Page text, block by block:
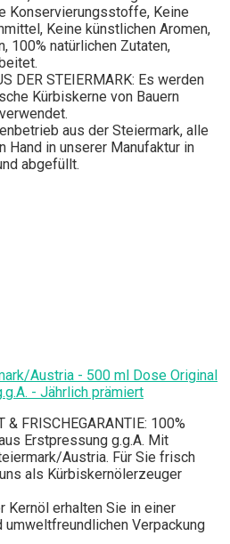
Konservierungsstoffe, Keine
Keine künstlichen Aromen,
100% natürlichen Zutaten,
DER STEIERMARK: Es werden
Kürbiskerne von Bauern
aus der Steiermark, alle
Hand in unserer Manufaktur in
abgefüllt.
Austria - 500 ml Dose Original
- Jährlich prämiert
& FRISCHEGARANTIE: 100%
Erstpressung g.g.A. Mit
Austria. Für Sie frisch
als Kürbiskernölerzeuger
Kernöl erhalten Sie in einer
umweltfreundlichen Verpackung